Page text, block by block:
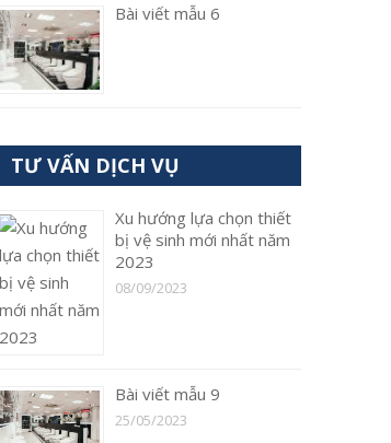
Bài viết mẫu 6
TƯ VẤN DỊCH VỤ
Xu hướng lựa chọn thiết
bị vệ sinh mới nhất năm
2023
08/09/2023
Bài viết mẫu 9
25/05/2023